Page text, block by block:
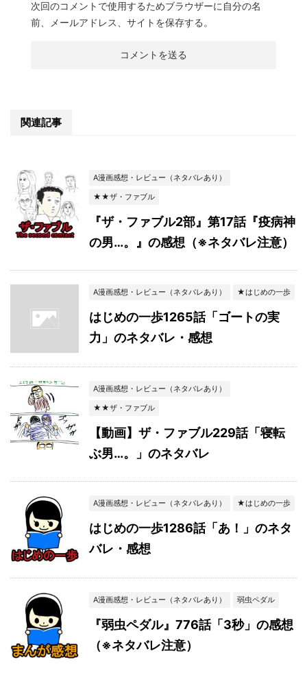
次回のコメントで使用するためブラウザーに自分の名
前、メールアドレス、サイトを保存する。
関連記事
A漫画感想・レビュー（ネタバレあり）
★★ザ・ファブル
『ザ・ファブル2部』第17話『疫病神
の男…。』の感想（※ネタバレ注意）
A漫画感想・レビュー（ネタバレあり） ★はじめの一歩
はじめの一歩1265話「ゴートの実
力」のネタバレ・感想
A漫画感想・レビュー（ネタバレあり）
★★ザ・ファブル
【動画】ザ・ファブル229話「寝転
ぶ男…。」のネタバレ
A漫画感想・レビュー（ネタバレあり） ★はじめの一歩
はじめの一歩1286話「あ！」のネタ
バレ・感想
A漫画感想・レビュー（ネタバレあり） 弱虫ペダル
『弱虫ペダル』776話「3秒」の感想
（※ネタバレ注意）